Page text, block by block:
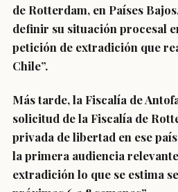
de Rotterdam, en Países
definir su situación procesal
petición de extradición que
Chile”.
Más tarde, la Fiscalía de
solicitud de la Fiscalía de
privada de libertad en ese
la primera audiencia
extradición lo que se estima